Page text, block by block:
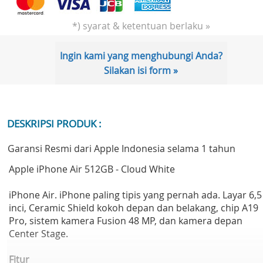
*) syarat & ketentuan berlaku »
Ingin kami yang menghubungi Anda?
Silakan isi form »
DESKRIPSI PRODUK :
Garansi Resmi dari Apple Indonesia selama 1 tahun
Apple iPhone Air 512GB - Cloud White
iPhone Air. iPhone paling tipis yang pernah ada. Layar 6,5
inci, Ceramic Shield kokoh depan dan belakang, chip A19
Pro, sistem kamera Fusion 48 MP, dan kamera depan
Center Stage.
Fitur